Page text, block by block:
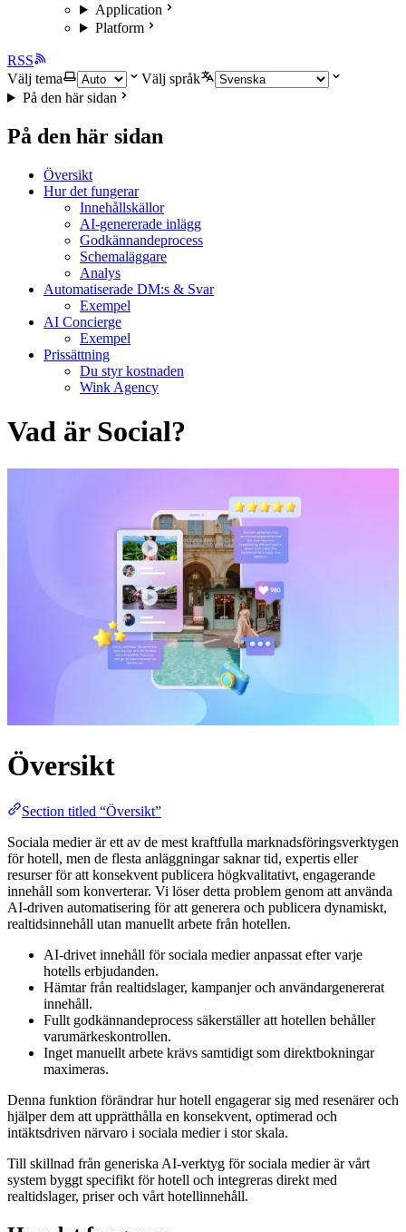
Application
Platform
RSS
Välj tema
Välj språk
På den här sidan
På den här sidan
Översikt
Hur det fungerar
Innehållskällor
AI-genererade inlägg
Godkännandeprocess
Schemaläggare
Analys
Automatiserade DM:s & Svar
Exempel
AI Concierge
Exempel
Prissättning
Du styr kostnaden
Wink Agency
Vad är Social?
Översikt
Section titled “Översikt”
Sociala medier är ett av de mest kraftfulla marknadsföringsverktygen
för hotell, men de flesta anläggningar saknar tid, expertis eller
resurser för att konsekvent publicera högkvalitativt, engagerande
innehåll som konverterar. Vi löser detta problem genom att använda
AI-driven automatisering för att generera och publicera dynamiskt,
realtidsinnehåll utan manuellt arbete från hotellen.
AI-drivet innehåll för sociala medier anpassat efter varje
hotells erbjudanden.
Hämtar från realtidslager, kampanjer och användargenererat
innehåll.
Fullt godkännandeprocess säkerställer att hotellen behåller
varumärkeskontrollen.
Inget manuellt arbete krävs samtidigt som direktbokningar
maximeras.
Denna funktion förändrar hur hotell engagerar sig med resenärer och
hjälper dem att upprätthålla en konsekvent, optimerad och
intäktsdriven närvaro i sociala medier i stor skala.
Till skillnad från generiska AI-verktyg för sociala medier är vårt
system byggt specifikt för hotell och integreras direkt med
realtidslager, priser och vårt hotellinnehåll.